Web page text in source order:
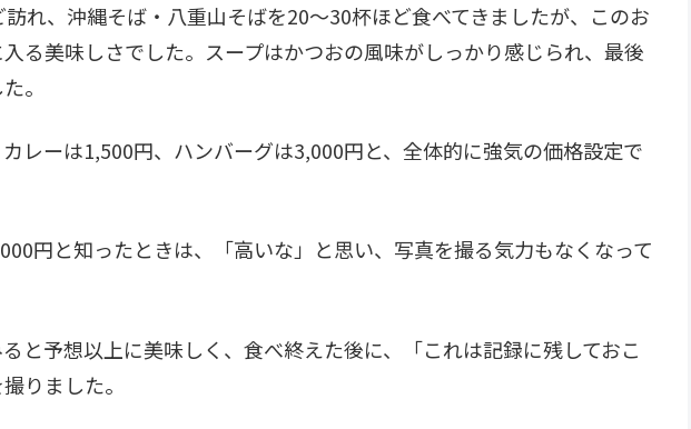
れ、沖縄そば・八重山そばを20～30杯ほど食べてきましたが、このお
る美味しさでした。スープはかつおの風味がしっかり感じられ、最後
。
レーは1,500円、ハンバーグは3,000円と、全体的に強気の価格設定で
円と知ったときは、「高いな」と思い、写真を撮る気力もなくなって
と予想以上に美味しく、食べ終えた後に、「これは記録に残しておこ
りました。